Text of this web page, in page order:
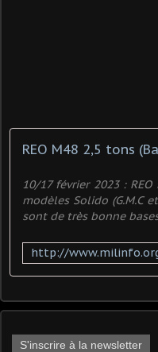
REO M48 2,5 tons
10/17 février 2023 :
modèles Solido (G.M.C
sont de très bonne
S'inscrire à la newsletter